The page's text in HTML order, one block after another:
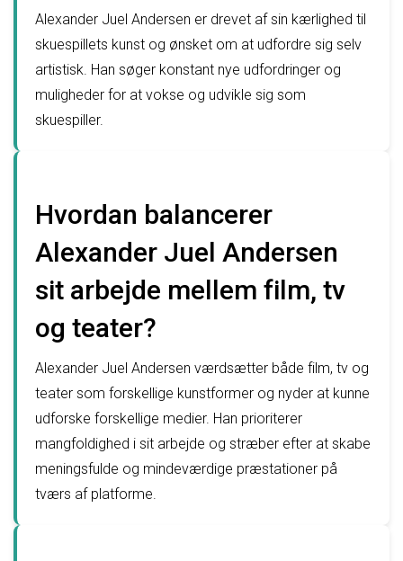
Alexander Juel Andersen er drevet af sin kærlighed til
skuespillets kunst og ønsket om at udfordre sig selv
artistisk. Han søger konstant nye udfordringer og
muligheder for at vokse og udvikle sig som
skuespiller.
Hvordan balancerer
Alexander Juel Andersen
sit arbejde mellem film, tv
og teater?
Alexander Juel Andersen værdsætter både film, tv og
teater som forskellige kunstformer og nyder at kunne
udforske forskellige medier. Han prioriterer
mangfoldighed i sit arbejde og stræber efter at skabe
meningsfulde og mindeværdige præstationer på
tværs af platforme.